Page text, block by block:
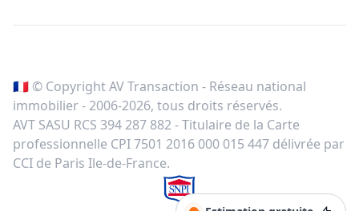
🇫🇷 © Copyright AV Transaction - Réseau national
immobilier - 2006-2026, tous droits réservés.
AVT SASU RCS 394 287 882 - Titulaire de la Carte
professionnelle CPI 7501 2016 000 015 447 délivrée par
CCI de Paris Ile-de-France.